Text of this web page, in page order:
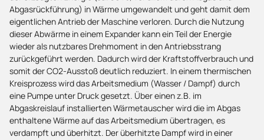
Abgasrückführung) in Wärme umgewandelt und geht damit dem
eigentlichen Antrieb der Maschine verloren. Durch die Nutzung
dieser Abwärme in einem Expander kann ein Teil der Energie
wieder als nutzbares Drehmoment in den Antriebsstrang
zurückgeführt werden. Dadurch wird der Kraftstoffverbrauch und
somit der CO2-Ausstoß deutlich reduziert. In einem thermischen
Kreisprozess wird das Arbeitsmedium (Wasser / Dampf) durch
eine Pumpe unter Druck gesetzt. Über einen z.B. im
Abgaskreislauf installierten Wärmetauscher wird die im Abgas
enthaltene Wärme auf das Arbeitsmedium übertragen, es
verdampft und überhitzt. Der überhitzte Dampf wird in einer